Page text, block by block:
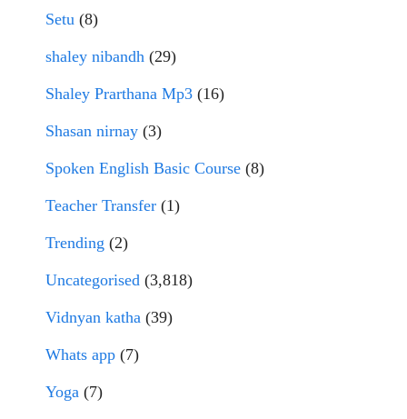
Setu (8)
shaley nibandh (29)
Shaley Prarthana Mp3 (16)
Shasan nirnay (3)
Spoken English Basic Course (8)
Teacher Transfer (1)
Trending (2)
Uncategorised (3,818)
Vidnyan katha (39)
Whats app (7)
Yoga (7)